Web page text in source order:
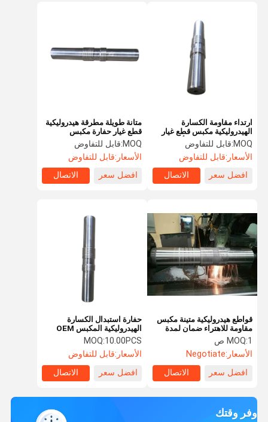
متانة طويلة مطرقة هيدروليكية
قطع غيار حفارة مكبس
هيدروليكي
MOQ: قابل للتفاوض
الأسعار:قابل للتفاوض
افضل سعر
الاتصال
ارتداء مقاومة الكسارة
الهيدروليكية مكبس قطع غيار
الكسارة الهيدروليكية أقل انهيار
MOQ: قابل للتفاوض
الأسعار:قابل للتفاوض
افضل سعر
الاتصال
حفارة استبدال الكسارة
الهيدروليكية المكبس OEM
مطرقة الصخور المكبس
MOQ:10.00PCS
الأسعار:قابل للتفاوض
افضل سعر
الاتصال
قواطع هيدروليكية متينة مكبس
مقاومة للاهتراء ضمان لمدة
سنة واحدة
MOQ:1 ص
الأسعار:Negotiate
افضل سعر
الاتصال
وفر وقتك